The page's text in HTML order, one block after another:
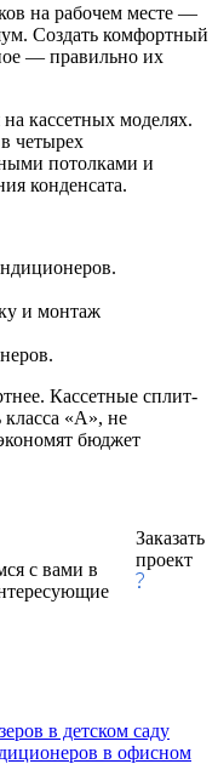
на рабочем месте —
Создать комфортный
— правильно их
кассетных моделях.
четырех
потолками и
конденсата.
и монтаж
Кассетные сплит-
«А», не
бюджет
с вами в
Заказать
проект
в детском саду
в офисном